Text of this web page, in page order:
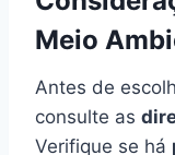
Meio
Antes de
consulte as
Verifique se há